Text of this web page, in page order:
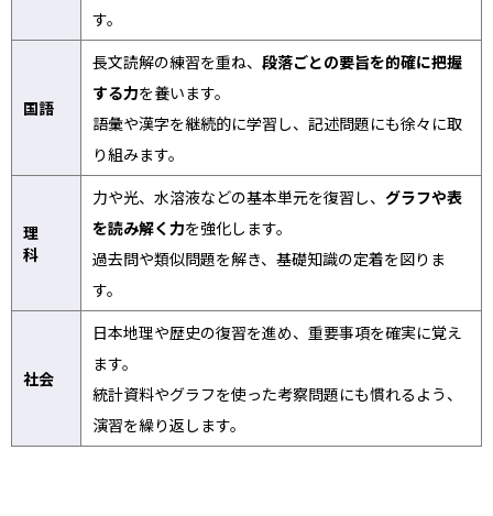
す。
国語
長文読解の練習を重ね、 段落ごとの要旨を的確に把握
する力を養います。
語彙や漢字を継続的に学習し、記述問題にも徐々に取
り組みます。
理
科
力や光、水溶液などの基本単元を復習し、 グラフや表
を読み解く力を強化します。
過去問や類似問題を解き、基礎知識の定着を図りま
す。
社会
日本地理や歴史の復習を進め、重要事項を確実に覚え
ます。
統計資料やグラフを使った考察問題にも慣れるよう、
演習を繰り返します。